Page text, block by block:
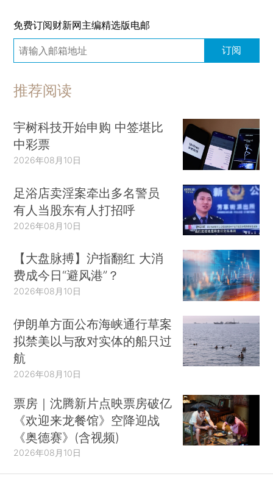
免费订阅财新网主编精选版电邮
订阅
推荐阅读
宇树科技开始申购 中签堪比
中彩票
2026年08月10日
足浴店卖淫案牵出多名警员
有人当股东有人打招呼
2026年08月10日
【大盘脉搏】沪指翻红 大消
费成今日“避风港”？
2026年08月10日
伊朗单方面公布海峡通行草案
拟禁美以与敌对实体的船只过
航
2026年08月10日
票房｜沈腾新片点映票房破亿
《欢迎来龙餐馆》空降迎战
《奥德赛》(含视频)
2026年08月10日